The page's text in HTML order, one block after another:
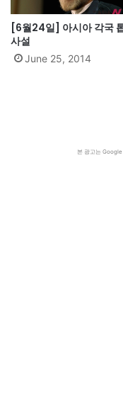
[6월24일] 아시아 각국
사설
June 25, 2014
본 광고는